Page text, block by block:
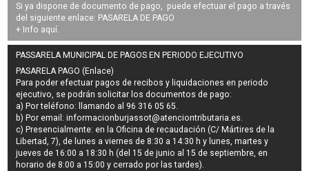
Si ya dispone de documento de pago, puede efectuar el pago a través
del siguiente enlace: PASARELA DE PAGO
+ Info aquí.
PASSARELA MUNICIPAL DE PAGOS EN PERIODO EJECUTIVO
PASARELA PAGO (Enlace)
Para poder efectuar pagos derecibos y liquidaciones en periodo
ejecutivo, se podrán solicitar los documentos de pago:
a) Por teléfono: llamando al 96 316 05 65.
b) Por email:informacionburjassot@atenciontributaria.es.
c) Presencialmente: en la Oficina de recaudación (C/ Mártires de la
Libertad, 7), de lunes a viernes de 8:30 a 14:30 h y lunes, martes y
jueves de 16:00 a 18:30 h (del 15 de junio al 15 de septiembre, en
horario de 8:00 a 15:00 y cerrado por las tardes).